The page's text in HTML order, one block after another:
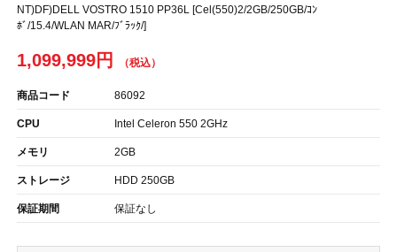
NT)DF)DELL VOSTRO 1510 PP36L [Cel(550)2/2GB/250GB/ｺﾝ
ﾎﾞ/15.4/WLAN MAR/ﾌﾞﾗｯｸ/]
1,099,999円
商品コード 86092
CPU Intel Celeron 550 2GHz
メモリ 2GB
ストレージ HDD 250GB
保証期間 保証なし